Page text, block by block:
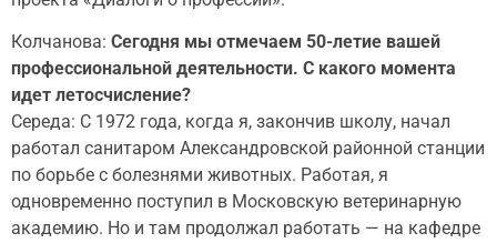
Колчанова: Сегодня мы отмечаем 50-летие вашей
профессиональной деятельности. С какого момента
идет летосчисление?
Середа: С 1972 года, когда я, закончив школу, начал
работал санитаром Александровской районной станции
по борьбе с болезнями животных. Работая, я
одновременно поступил в Московскую ветеринарную
академию. Но и там продолжал работать — на кафедре